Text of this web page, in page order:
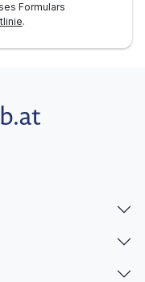
Formulars
.